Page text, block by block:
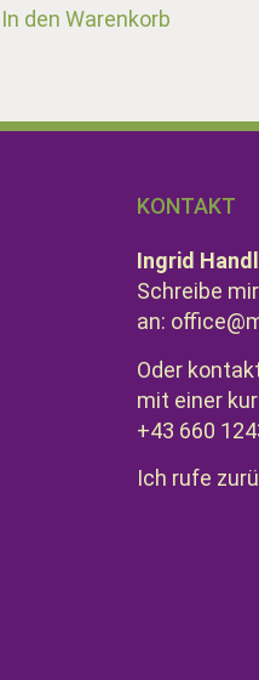
In den Warenkorb
KONTAKT
Ingrid
Schreibe
an:
Oder
mit einer
+43 660
Ich rufe